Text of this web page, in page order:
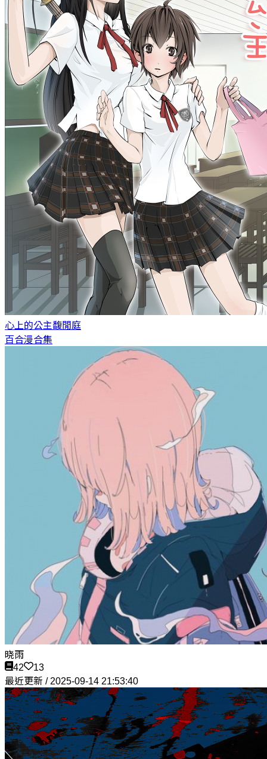
心上的公主馥閒庭
百合漫合集
晓雨
42
13
最近更新 / 2025-09-14 21:53:40